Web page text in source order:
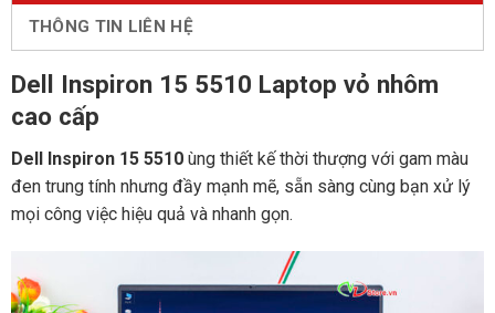
THÔNG TIN LIÊN HỆ
Dell Inspiron 15 5510 Laptop vỏ nhôm
cao cấp
Dell Inspiron 15 5510ùng thiết kế thời thượng với gam màu
đen trung tính nhưng đầy mạnh mẽ, sẵn sàng cùng bạn xử lý
mọi công việc hiệu quả và nhanh gọn.